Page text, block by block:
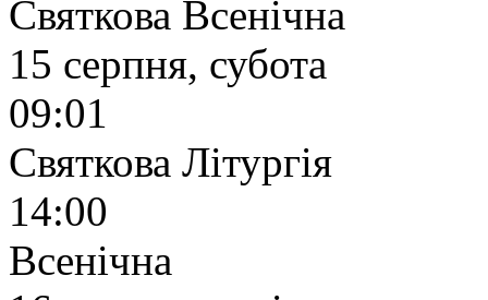
Святкова Всенічна
15 серпня, субота
09:01
Святкова Літургія
14:00
Всенічна